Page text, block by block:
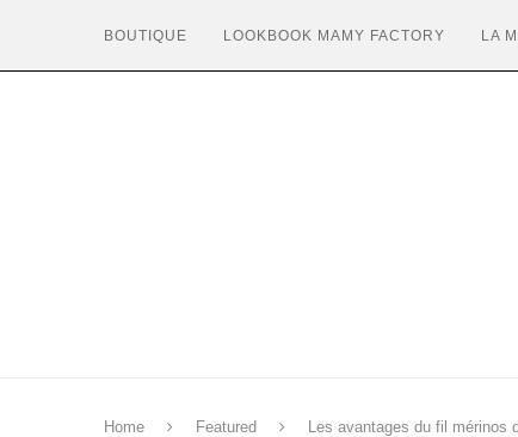
BOUTIQUE LOOKBOOK MAMY FACTORY LA
Home Featured Les avantages du fil mérinos